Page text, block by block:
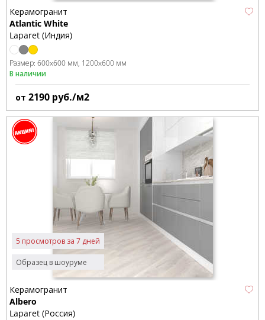
Керамогранит
Atlantic White
Laparet (Индия)
Размер: 600x600 мм 1200x600 мм
В наличии
от 2190 руб./м2
Образец в шоуруме
5 просмотров за 7 дней
Керамогранит
Albero
Laparet (Россия)